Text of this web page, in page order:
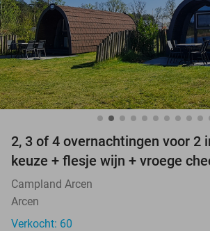
2, 3 of 4 overnachtingen voor 2
keuze + flesje wijn + vroege
Campland Arcen
Arcen
Verkocht: 60